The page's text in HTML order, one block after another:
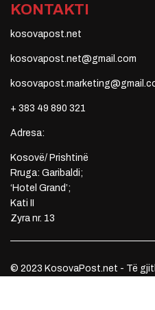
KONTAKTI
kosovapost.net
kosovapost.net@gmail.com
+ 383 49 890 321
Adresa:
Kosovë/ Prishtinë
Rruga: Garibaldi;
‘Hotel Grand’;
Kati II
Zyra nr. 13
© 2023 KosovaPost.net - Të